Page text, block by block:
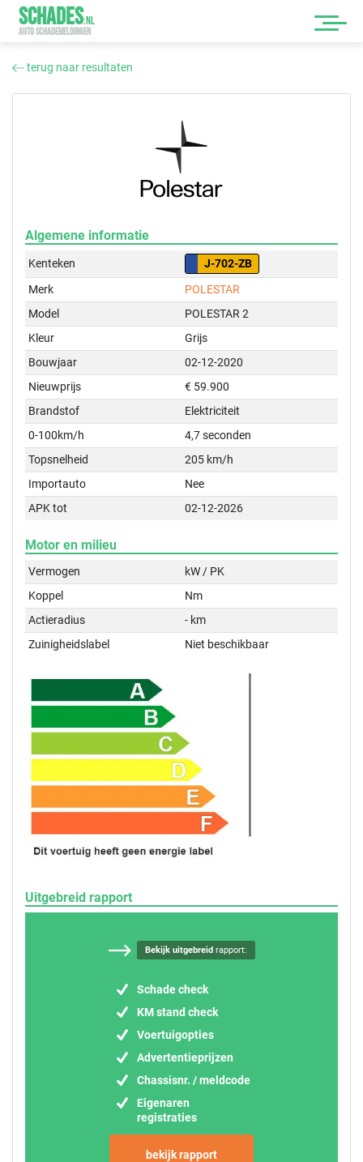
SCHADES.NL
AUTO SCHADEMELDINGEN
terug naar resultaten
Algemene informatie
Kenteken
J-702-ZB
Merk
POLESTAR
Model
POLESTAR 2
Kleur
Grijs
Bouwjaar
02-12-2020
Nieuwprijs
€ 59.900
Brandstof
Elektriciteit
0-100km/h
4,7 seconden
Topsnelheid
205 km/h
Importauto
Nee
APK tot
02-12-2026
Motor en milieu
Vermogen
kW / PK
Koppel
Nm
Actieradius
- km
Zuinigheidslabel
Niet beschikbaar
Uitgebreid rapport
Bekijk uitgebreidrapport:
Schade check
KM stand check
Voertuigopties
Advertentieprijzen
Chassisnr. / meldcode
Eigenaren
registraties
bekijk rapport